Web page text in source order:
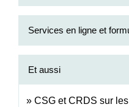
Services en ligne et
Et aussi
CSG et CRDS sur